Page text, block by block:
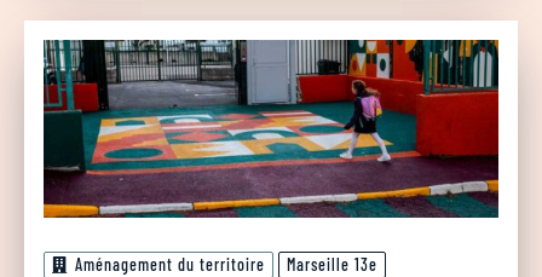
Aménagement du territoire
Marseille 13e